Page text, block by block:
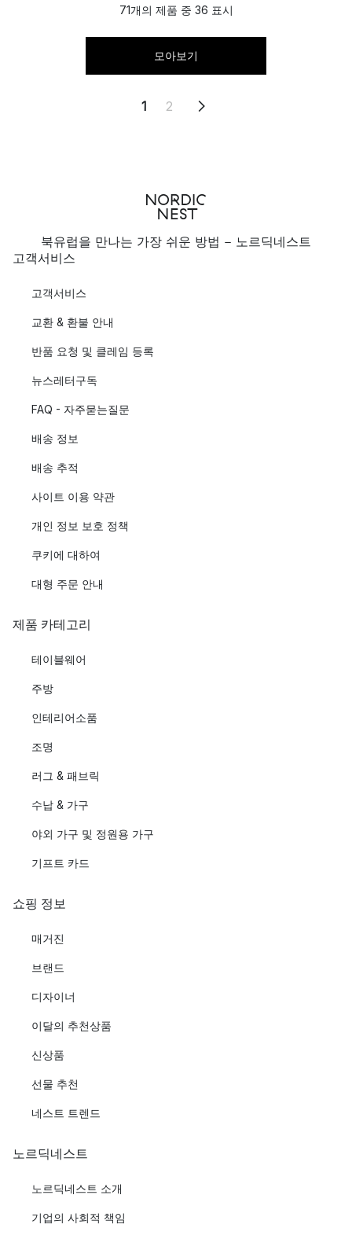
71개의 제품 중 36 표시
모아보기
1 2
북유럽을 만나는 가장 쉬운 방법 - 노르딕네스트
고객서비스
고객서비스
교환 & 환불 안내
반품 요청 및 클레임 등록
뉴스레터구독
FAQ - 자주묻는질문
배송 정보
배송 추적
사이트 이용 약관
개인 정보 보호 정책
쿠키에 대하여
대형 주문 안내
제품 카테고리
테이블웨어
주방
인테리어소품
조명
러그 & 패브릭
수납 & 가구
야외 가구 및 정원용 가구
기프트 카드
쇼핑 정보
매거진
브랜드
디자이너
이달의 추천상품
신상품
선물 추천
네스트 트렌드
노르딕네스트
노르딕네스트 소개
기업의 사회적 책임